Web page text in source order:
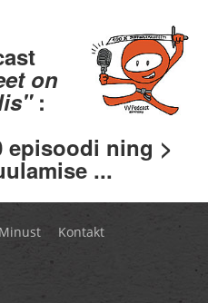
on
:
episoodi ning >
...
Minust Kontakt